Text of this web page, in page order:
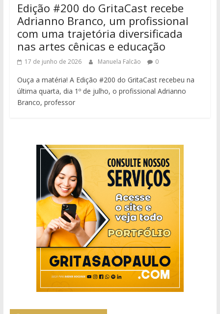
Edição #200 do GritaCast recebe
Adrianno Branco, um profissional
com uma trajetória diversificada
nas artes cênicas e educação
17 de junho de 2026 Manuela Falcão 0
Ouça a matéria! A Edição #200 do GritaCast recebeu na
última quarta, dia 1º de julho, o profissional Adrianno
Branco, professor